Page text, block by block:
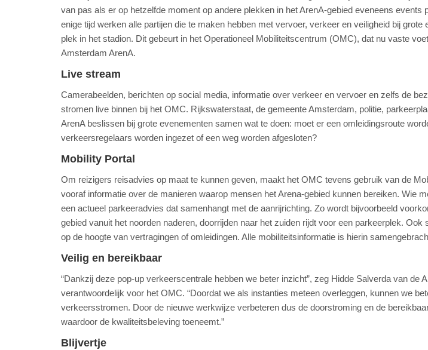
van pas als er op hetzelfde moment op andere plekken in het ArenA-gebied eveneens events
enige tijd werken alle partijen die te maken hebben met vervoer, verkeer en veiligheid bij grote
plek in het stadion. Dit gebeurt in het Operationeel Mobiliteitscentrum (OMC), dat nu vaste
Amsterdam ArenA.
Live stream
Camerabeelden, berichten op social media, informatie over verkeer en vervoer en zelfs de
stromen live binnen bij het OMC. Rijkswaterstaat, de gemeente Amsterdam, politie,
ArenA beslissen bij grote evenementen samen wat te doen: moet er een omleidingsroute
verkeersregelaars worden ingezet of een weg worden afgesloten?
Mobility Portal
Om reizigers reisadvies op maat te kunnen geven, maakt het OMC tevens gebruik van de
vooraf informatie over de manieren waarop mensen het Arena-gebied kunnen bereiken. Wie
een actueel parkeeradvies dat samenhangt met de aanrijrichting. Zo wordt bijvoorbeeld
gebied vanuit het noorden naderen, doorrijden naar het zuiden rijdt voor een parkeerplek. Ook
op de hoogte van vertragingen of omleidingen. Alle mobiliteitsinformatie is hierin
Veilig en bereikbaar
“Dankzij deze pop-up verkeerscentrale hebben we beter inzicht”, zeg Hidde Salverda van de
verantwoordelijk voor het OMC. “Doordat we als instanties meteen overleggen, kunnen we
verkeersstromen. Door de nieuwe werkwijze verbeteren dus de doorstroming en de
waardoor de kwaliteitsbeleving toeneemt.”
Blijvertje